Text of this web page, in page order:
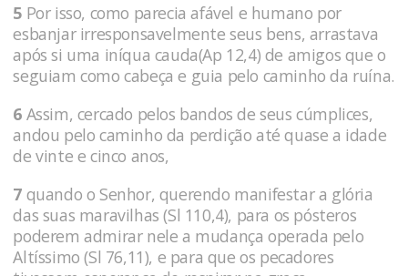
5 Por isso, como parecia afável e humano por
esbanjar irresponsavelmente seus bens, arrastava
após si uma iníqua cauda(Ap 12,4) de amigos que o
seguiam como cabeça e guia pelo caminho da ruína.
6 Assim, cercado pelos bandos de seus cúmplices,
andou pelo caminho da perdição até quase a idade
de vinte e cinco anos,
7 quando o Senhor, querendo manifestar a glória
das suas maravilhas (Sl 110,4), para os pósteros
poderem admirar nele a mudança ope­rada pelo
Altíssimo (Sl 76,11), e para que os pecadores